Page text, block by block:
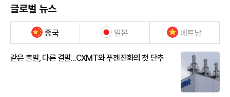
글로벌 뉴스
중국 일본 베트남
같은 출발, 다른 결말...CXMT와 푸젠진화의 첫 단추